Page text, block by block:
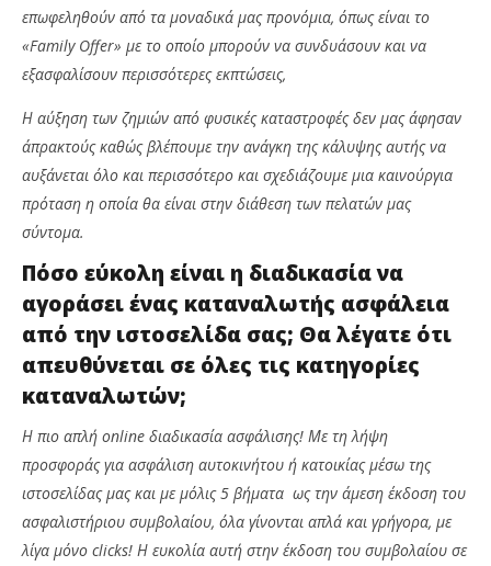
επωφεληθούν από τα μοναδικά μας προνόμια, όπως είναι το
«Family Offer» με το οποίο μπορούν να συνδυάσουν και να
εξασφαλίσουν περισσότερες εκπτώσεις,
Η αύξηση των ζημιών από φυσικές καταστροφές δεν μας άφησαν
άπρακτούς καθώς βλέπουμε την ανάγκη της κάλυψης αυτής να
αυξάνεται όλο και περισσότερο και σχεδιάζουμε μια καινούργια
πρόταση η οποία θα είναι στην διάθεση των πελατών μας
σύντομα.
Πόσο εύκολη είναι η διαδικασία να
αγοράσει ένας καταναλωτής ασφάλεια
από την ιστοσελίδα σας; Θα λέγατε ότι
απευθύνεται σε όλες τις κατηγορίες
καταναλωτών;
Η πιο απλή online διαδικασία ασφάλισης! Με τη λήψη
προσφοράς για ασφάλιση αυτοκινήτου ή κατοικίας μέσω της
ιστοσελίδας μας και με μόλις 5 βήματα ως την άμεση έκδοση του
ασφαλιστήριου συμβολαίου, όλα γίνονται απλά και γρήγορα, με
λίγα μόνο clicks! Η ευκολία αυτή στην έκδοση του συμβολαίου σε